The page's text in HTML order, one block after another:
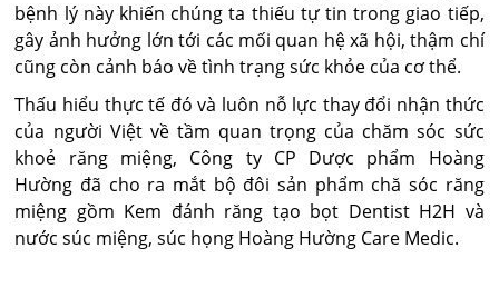
bệnh lý này khiến chúng ta thiếu tự tin trong giao tiếp,
gây ảnh hưởng lớn tới các mối quan hệ xã hội, thậm chí
cũng còn cảnh báo về tình trạng sức khỏe của cơ thể.
Thấu hiểu thực tế đó và luôn nỗ lực thay đổi nhận thức
của người Việt về tầm quan trọng của chăm sóc sức
khoẻ răng miệng, Công ty CP Dược phẩm Hoàng
Hường đã cho ra mắt bộ đôi sản phẩm chă sóc răng
miệng gồm Kem đánh răng tạo bọt Dentist H2H và
nước súc miệng, súc họng Hoàng Hường Care Medic.